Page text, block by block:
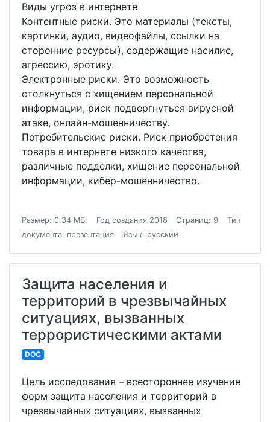
Виды угроз в интернете
Контентные риски. Это материалы (тексты,
картинки, аудио, видеофайлы, ссылки на
сторонние ресурсы), содержащие насилие,
агрессию, эротику.
Электронные риски. Это возможность
столкнуться с хищением персональной
информации, риск подвергнуться вирусной
атаке, онлайн-мошенничеству.
Потребительские риски. Риск приобретения
товара в интернете низкого качества,
различные подделки, хищение персональной
информации, кибер-мошенничество.
Размер: 0.34 МБ. Год создания 2018 Страниц: 9
Тип
документа: презентация
Язык: русский
Защита населения и
территорий в чрезвычайных
ситуациях, вызванных
террористическими актами
DOC
Цель исследования – всестороннее изучение
форм защита населения и территорий в
чрезвычайных ситуациях, вызванных